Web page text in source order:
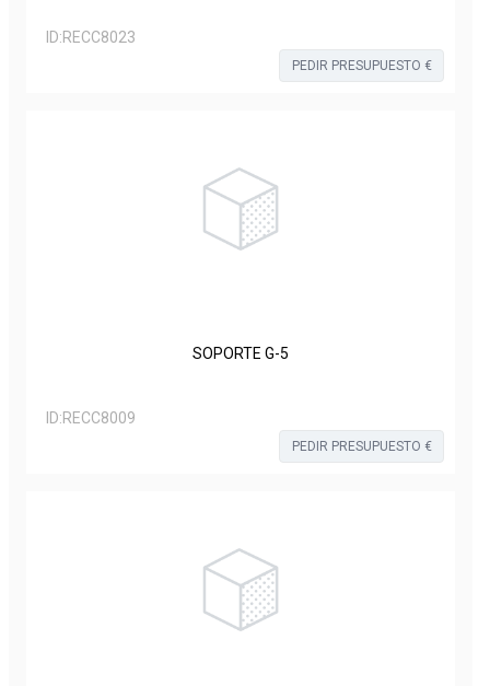
ID:RECC8023
PEDIR PRESUPUESTO €
SOPORTE G-5
ID:RECC8009
PEDIR PRESUPUESTO €